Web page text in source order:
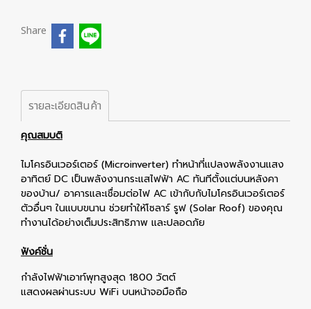
Share
รายละเอียดสินค้า
คุณสมบติ
ไมโครอินเวอร์เตอร์ (Microinverter) ทำหน้าที่แปลงพลังงานแสง
อาทิตย์ DC เป็นพลังงานกระแสไฟฟ้า AC ทันทีตั้งแต่บนหลังคา
ของบ้าน/ อาคารและเชื่อมต่อไฟ AC เข้ากับกับไมโครอินเวอร์เตอร์
ตัวอื่นๆ ในแบบขนาน ช่วยทำให้โซลาร์ รูฟ (Solar Roof) ของคุณ
ทำงานได้อย่างเต็มประสิทธิภาพ และปลอดภัย
ฟังค์ชั่น
กำลังไฟฟ้าเอาท์พุทสูงสุด 1800 วัตต์
แสดงผลผ่านระบบ WiFi บนหน้าจอมือถือ